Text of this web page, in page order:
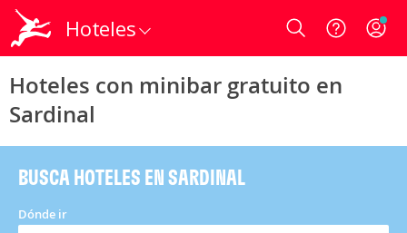
Hoteles Login
Hoteles con minibar gratuito en
Sardinal
BUSCA HOTELES EN SARDINAL
Dónde ir